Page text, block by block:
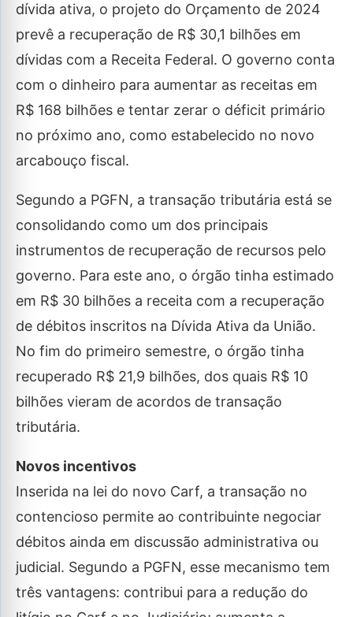
dívida ativa, o projeto do Orçamento de 2024
prevê a recuperação de R$ 30,1 bilhões em
dívidas com a Receita Federal. O governo conta
com o dinheiro para aumentar as receitas em
R$ 168 bilhões e tentar zerar o déficit primário
no próximo ano, como estabelecido no novo
arcabouço fiscal.
Segundo a PGFN, a transação tributária está se
consolidando como um dos principais
instrumentos de recuperação de recursos pelo
governo. Para este ano, o órgão tinha estimado
em R$ 30 bilhões a receita com a recuperação
de débitos inscritos na Dívida Ativa da União.
No fim do primeiro semestre, o órgão tinha
recuperado R$ 21,9 bilhões, dos quais R$ 10
bilhões vieram de acordos de transação
tributária.
Novos incentivos
Inserida na lei do novo Carf, a transação no
contencioso permite ao contribuinte negociar
débitos ainda em discussão administrativa ou
judicial. Segundo a PGFN, esse mecanismo tem
três vantagens: contribui para a redução do